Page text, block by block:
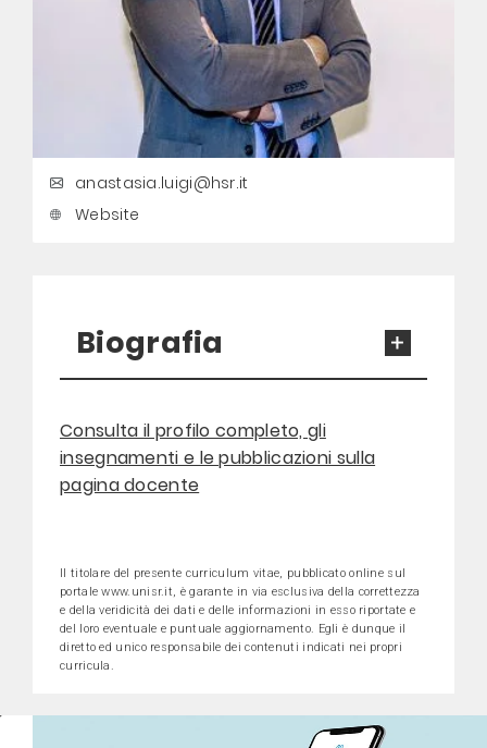
anastasia.luigi@hsr.it
Website
Biografia
Consulta il profilo completo, gli
insegnamenti e le pubblicazioni sulla
pagina docente
Il titolare del presente curriculum vitae, pubblicato online sul
portale www.unisr.it, è garante in via esclusiva della correttezza
e della veridicità dei dati e delle informazioni in esso riportate e
del loro eventuale e puntuale aggiornamento. Egli è dunque il
diretto ed unico responsabile dei contenuti indicati nei propri
curricula.